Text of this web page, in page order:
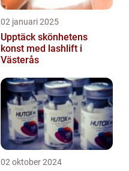
02 januari 2025
Upptäck skönhetens
konst med lashlift i
Västerås
02 oktober 2024